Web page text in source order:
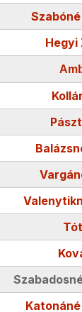
Hegyi